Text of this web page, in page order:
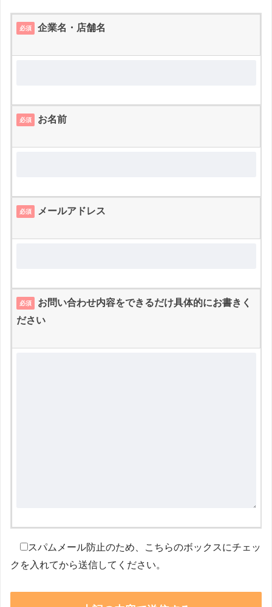
必須 企業名・店舗名
必須 お名前
必須 メールアドレス
必須
お問い合わせ内容をできるだけ具体的にお書きく
ださい
スパムメール防止のため、こちらのボックスにチェッ
クを入れてから送信してください。